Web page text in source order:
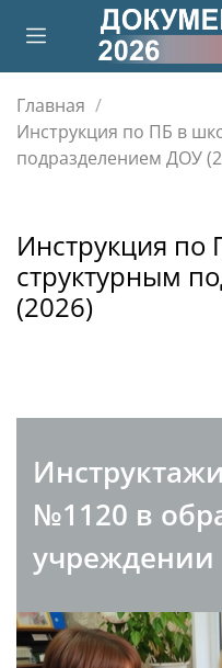
Главная
Инструкция по ПБ в
подразделением ДОУ
Инструкция по
структурным
(2026)
№1120 в
учреждении